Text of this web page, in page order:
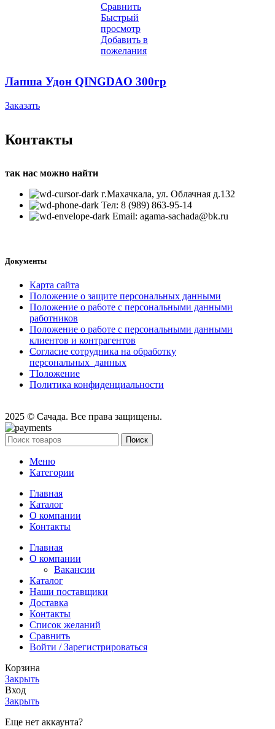
Сравнить
Быстрый
просмотр
Добавить в
пожелания
Лапша Удон QINGDAO 300гр
Заказать
Контакты
так нас можно найти
г.Махачкала, ул. Облачная д.132
Тел: 8 (989) 863-95-14
Email: agama-sachada@bk.ru
Документы
Карта сайта
Положение o защите персональных данными
Положение o pa6oтe c персональными данными
работников
Положение o pa6oтe c персональными данными
клиентов и контрагентов
Согласие сотрудника на обработку
персональных_данных
TIоложение
Политика конфиденциальности
2025 © Сачада. Все права защищены.
Поиск
Меню
Категории
Главная
Каталог
О компании
Контакты
Главная
О компании
Вакансии
Каталог
Наши поставщики
Доставка
Контакты
Список желаний
Сравнить
Войти / Зарегистрироваться
Корзина
Закрыть
Вход
Закрыть
Еще нет аккаунта?